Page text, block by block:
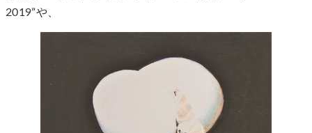
2019”や、